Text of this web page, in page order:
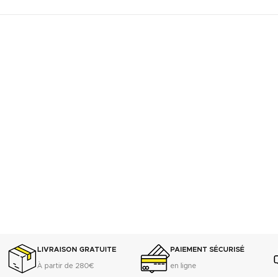
LIVRAISON GRATUITE
À partir de 280€
PAIEMENT SÉCURISÉ
en ligne